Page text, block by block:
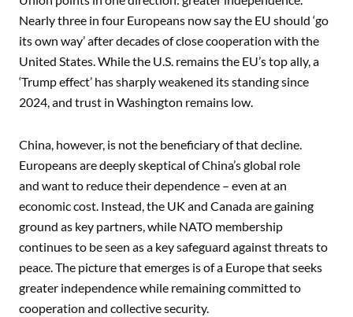
Nearly three in four Europeans now say the EU should ‘go
its own way’ after decades of close cooperation with the
United States. While the U.S. remains the EU’s top ally, a
‘Trump effect’ has sharply weakened its standing since
2024, and trust in Washington remains low.
China, however, is not the beneficiary of that decline.
Europeans are deeply skeptical of China’s global role
and want to reduce their dependence – even at an
economic cost. Instead, the UK and Canada are gaining
ground as key partners, while NATO membership
continues to be seen as a key safeguard against threats to
peace. The picture that emerges is of a Europe that seeks
greater independence while remaining committed to
cooperation and collective security.